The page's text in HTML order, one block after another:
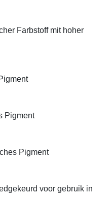
Farbstoff mit hoher
Pigment
Pigment
voor gebruik in